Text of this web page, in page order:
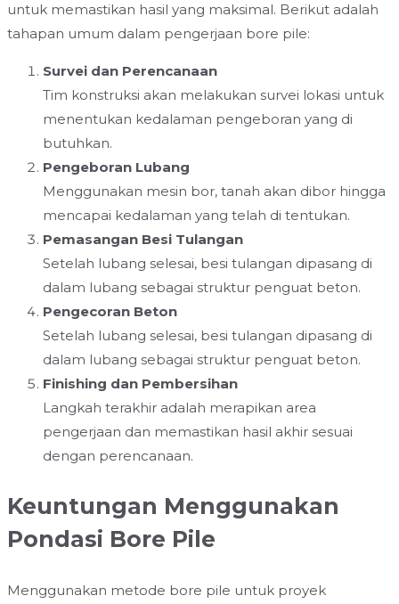
untuk memastikan hasil yang maksimal. Berikut adalah
tahapan umum dalam pengerjaan bore pile:
Survei dan Perencanaan
Tim konstruksi akan melakukan survei lokasi untuk
menentukan kedalaman pengeboran yang di
butuhkan.
Pengeboran Lubang
Menggunakan mesin bor, tanah akan dibor hingga
mencapai kedalaman yang telah di tentukan.
Pemasangan Besi Tulangan
Setelah lubang selesai, besi tulangan dipasang di
dalam lubang sebagai struktur penguat beton.
Pengecoran Beton
Setelah lubang selesai, besi tulangan dipasang di
dalam lubang sebagai struktur penguat beton.
Finishing dan Pembersihan
Langkah terakhir adalah merapikan area
pengerjaan dan memastikan hasil akhir sesuai
dengan perencanaan.
Keuntungan Menggunakan
Pondasi Bore Pile
Menggunakan metode bore pile untuk proyek